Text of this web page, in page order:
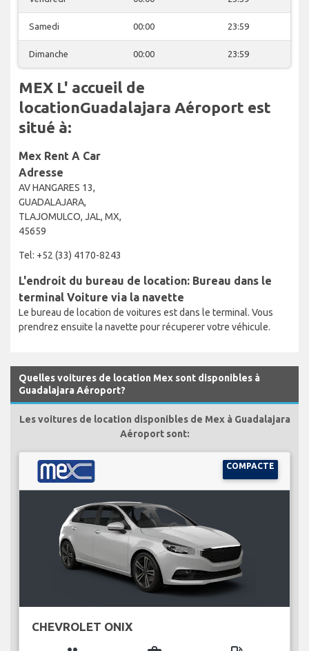
Samedi 00:00 23:59
Dimanche 00:00 23:59
MEX L' accueil de
locationGuadalajara Aéroport est
situé à:
Mex Rent A Car
Adresse
AV HANGARES 13,
GUADALAJARA,
TLAJOMULCO, JAL, MX,
45659
Tel: +52 (33) 4170-8243
L'endroit du bureau de location: Bureau dans le
terminal Voiture via la navette
Le bureau de location de voitures est dans le terminal. Vous
prendrez ensuite la navette pour récuperer votre véhicule.
Quelles voitures de location Mex sont disponibles à
Guadalajara Aéroport?
Les voitures de location disponibles de Mex à Guadalajara
Aéroport sont:
COMPACTE
CHEVROLET ONIX